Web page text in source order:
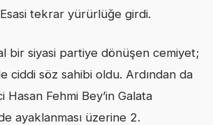
Esasi tekrar yürürlüğe girdi.
bir siyasi partiye dönüşen cemiyet;
ciddi söz sahibi oldu. Ardından da
Hasan Fehmi Bey’in Galata
ayaklanması üzerine 2.